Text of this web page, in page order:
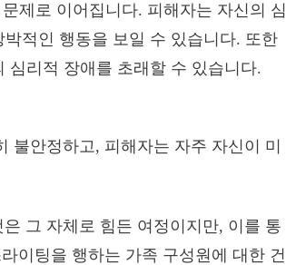
제로 이어집니다. 피해자는 자신의 심
적인 행동을 보일 수 있습니다. 또한
심리적 장애를 초래할 수 있습니다.
불안정하고, 피해자는 자주 자신이 미
그 자체로 힘든 여정이지만, 이를 통
이팅을 행하는 가족 구성원에 대한 건